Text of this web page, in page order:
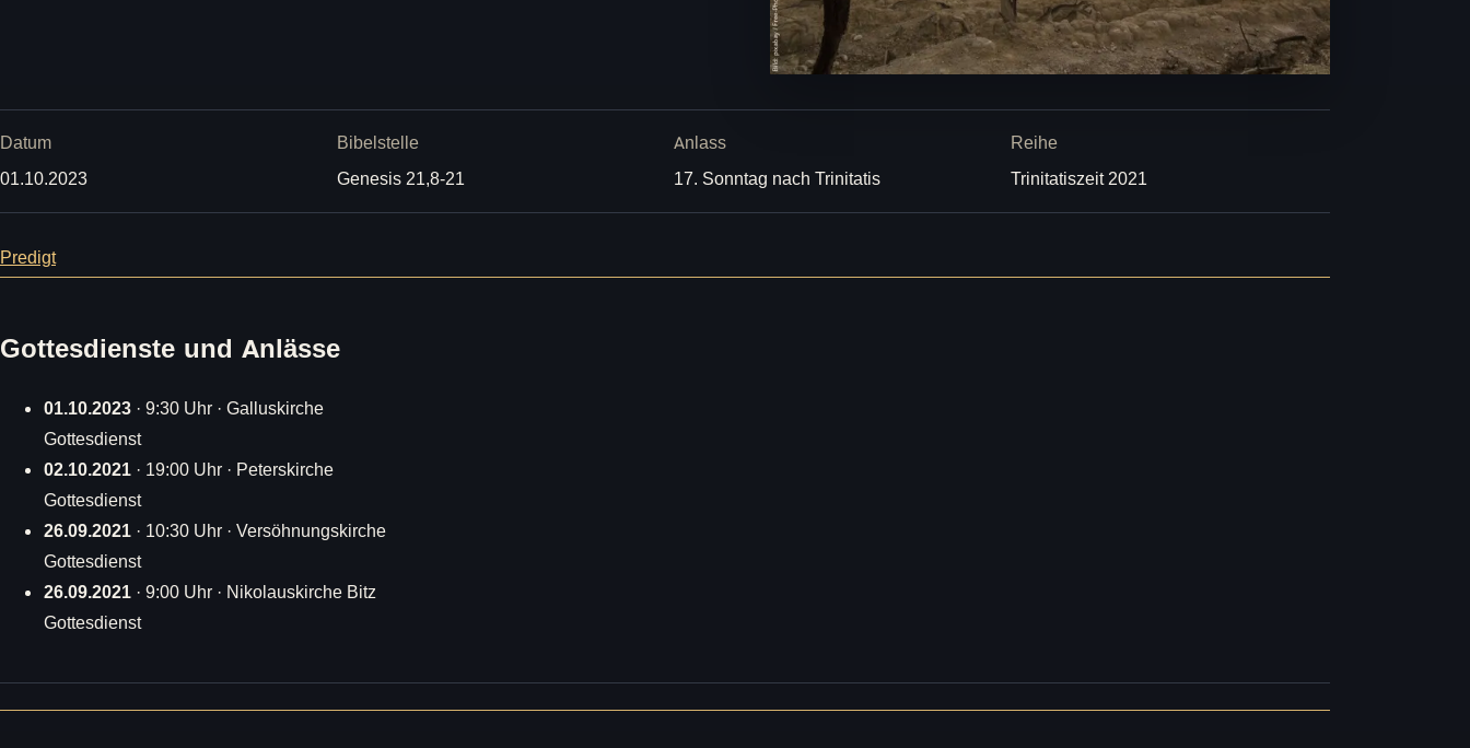
Datum
01.10.2023
Bibelstelle
Genesis 21,8-21
Anlass
17. Sonntag nach Trinitatis
Reihe
Trinitatiszeit 2021
Predigt
Gottesdienste und Anlässe
01.10.2023 · 9:30 Uhr · Galluskirche
Gottesdienst
02.10.2021 · 19:00 Uhr · Peterskirche
Gottesdienst
26.09.2021 · 10:30 Uhr · Versöhnungskirche
Gottesdienst
26.09.2021 · 9:00 Uhr · Nikolauskirche Bitz
Gottesdienst